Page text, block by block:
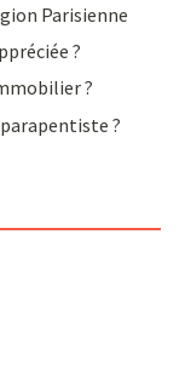
Parisienne
?
?
?